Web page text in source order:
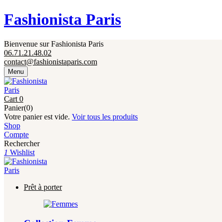
Fashionista Paris
Bienvenue sur Fashionista Paris
06.71.21.48.02
contact@fashionistaparis.com
Menu
Cart 0
Panier(0)
Votre panier est vide. Voir tous les produits
Shop
Compte
Rechercher
1 Wishlist
Prêt à porter
Fermeture annuelle du 17 juillet 16h au 12 août.